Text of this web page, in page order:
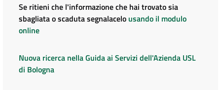
Se ritieni che l'informazione che hai trovato sia
sbagliata o scaduta segnalacelo usando il modulo
online
Nuova ricerca nella Guida ai Servizi dell'Azienda USL
di Bologna